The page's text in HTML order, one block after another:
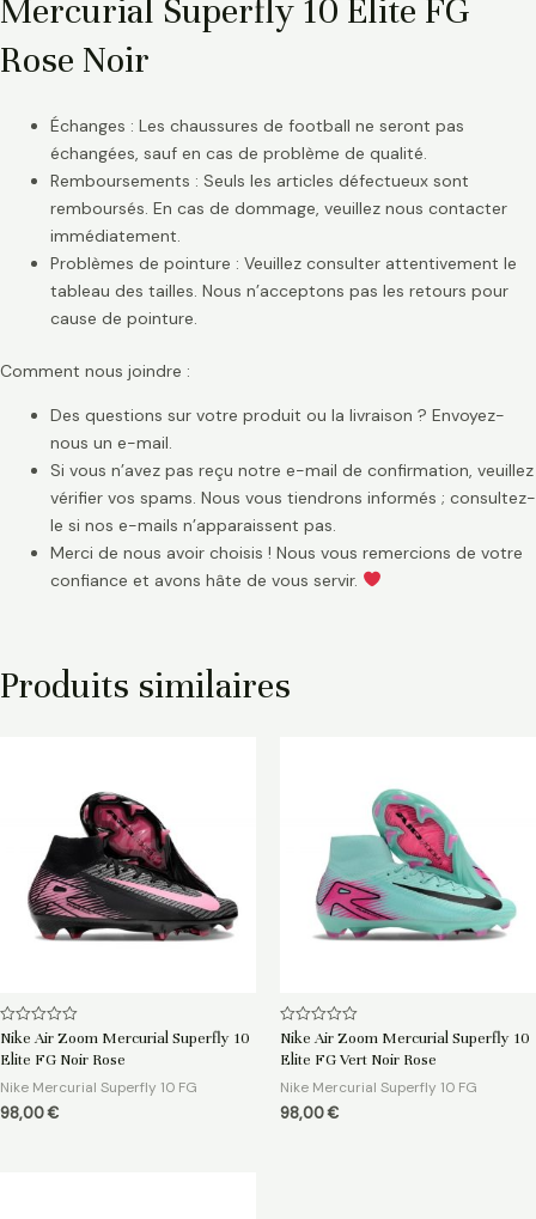
Mercurial Superfly 10 Elite FG
Rose Noir
Échanges : Les chaussures de football ne seront pas
échangées, sauf en cas de problème de qualité.
Remboursements : Seuls les articles défectueux sont
remboursés. En cas de dommage, veuillez nous contacter
immédiatement.
Problèmes de pointure : Veuillez consulter attentivement le
tableau des tailles. Nous n’acceptons pas les retours pour
cause de pointure.
Comment nous joindre :
Des questions sur votre produit ou la livraison ? Envoyez-
nous un e-mail.
Si vous n’avez pas reçu notre e-mail de confirmation, veuillez
vérifier vos spams. Nous vous tiendrons informés ; consultez-
le si nos e-mails n’apparaissent pas.
Merci de nous avoir choisis ! Nous vous remercions de votre
confiance et avons hâte de vous servir.
Produits similaires
Note
sur
Nike Air Zoom Mercurial Superfly 10
Elite FG Noir Rose
Nike Mercurial Superfly 10 FG
98,00€
Note
sur
Nike Air Zoom Mercurial Superfly 10
Elite FG Vert Noir Rose
Nike Mercurial Superfly 10 FG
98,00€